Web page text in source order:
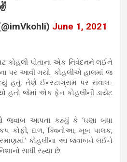
✌
June 1, 2021
કોહલી પોતાના એક નિવેદનને લઈને
પર આવી ગયો. કોહલીએ હાલમાં જ
હતું. તેણે ઈન્સ્ટાગ્રામ પર સવાલ-
હતો જેમાં એક ફેન કોહલીની ડાયેટ
જવાબ આપતા કહ્યું કે ‘ઘણા બધા
કોફી, દાળ, ક્વિનોઆ, ખૂબ પાલક,
કોહલીના આ જવાબને લઈને
સાધી રહ્યા છે.